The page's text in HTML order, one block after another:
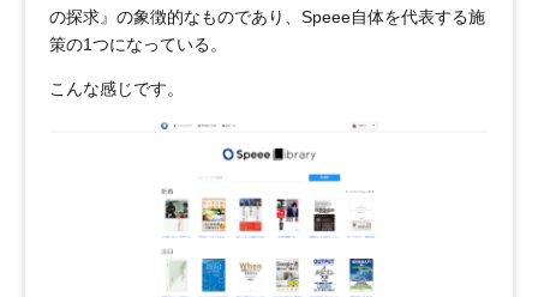
の探求』の象徴的なものであり、Speee自体を代表する施
策の1つになっている。
こんな感じです。